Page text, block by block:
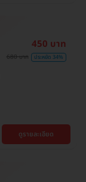
450 บาท
680 บาท ประหยัด 34%
ดูรายละเอียด